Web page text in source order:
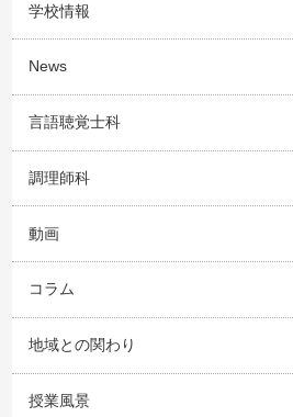
学校情報
News
言語聴覚士科
調理師科
動画
コラム
地域との関わり
授業風景